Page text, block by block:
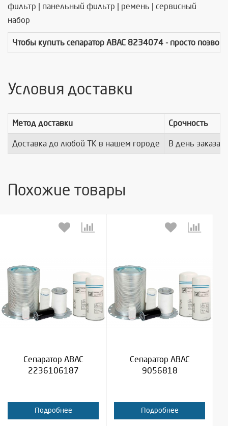
фильтр | панельный фильтр | ремень | сервисный
набор
Чтобы купить сепаратор ABAC 8234074 - просто
Условия доставки
Метод доставки Срочность
Доставка до любой ТК в нашем городе В день заказа
Похожие товары
Сепаратор ABAC
2236106187
Подробнее
Выберите количество:
Отмена
Сепаратор ABAC
9056818
Подробнее
Выберите количество:
Отмена